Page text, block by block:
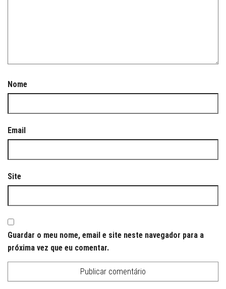
Nome
Email
Site
Guardar o meu nome, email e site neste navegador para a
próxima vez que eu comentar.